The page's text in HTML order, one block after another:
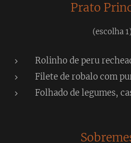
Prato
(escolha
Rolinho de peru
Filete de robalo com
Folhado de legumes,